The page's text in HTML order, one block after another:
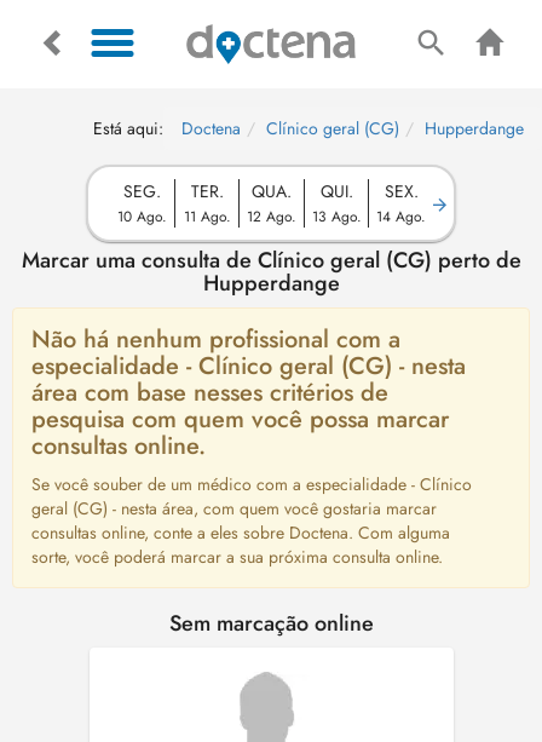
Está aqui: Doctena Clínico geral (CG) Hupperdange
SEG.
10 Ago.
TER.
11 Ago.
QUA.
12 Ago.
QUI.
13 Ago.
SEX.
14 Ago.
Marcar uma consulta de Clínico geral (CG) perto de
Hupperdange
Não há nenhum profissional com a
especialidade - Clínico geral (CG) - nesta
área com base nesses critérios de
pesquisa com quem você possa marcar
consultas online.
Se você souber de um médico com a especialidade - Clínico
geral (CG) - nesta área, com quem você gostaria marcar
consultas online, conte a eles sobre Doctena. Com alguma
sorte, você poderá marcar a sua próxima consulta online.
Sem marcação online